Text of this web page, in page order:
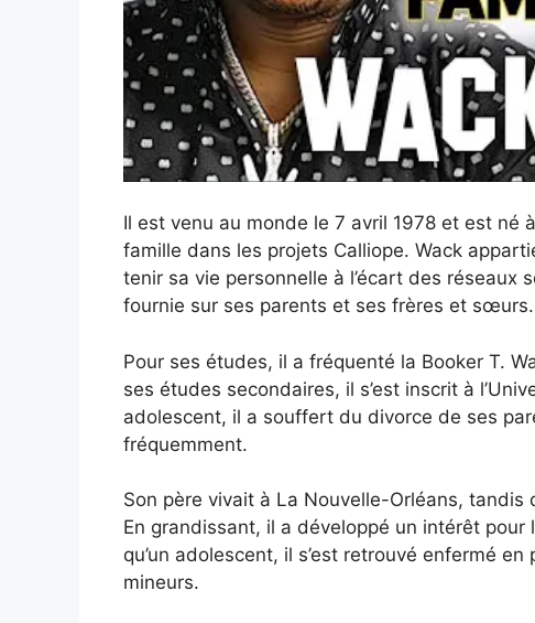
Il est venu au monde le 7 avril 1978 et est né
famille dans les projets Calliope. Wack
tenir sa vie personnelle à l’écart des réseaux
fournie sur ses parents et ses frères et
Pour ses études, il a fréquenté la Booker T.
ses études secondaires, il s’est inscrit à
adolescent, il a souffert du divorce de ses
fréquemment.
Son père vivait à La Nouvelle-Orléans,
En grandissant, il a développé un intérêt pour
qu’un adolescent, il s’est retrouvé enfermé
mineurs.